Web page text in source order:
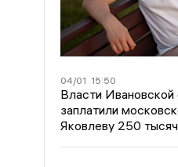
04/01 15:50
Власти
заплатили
Яковлеву 250